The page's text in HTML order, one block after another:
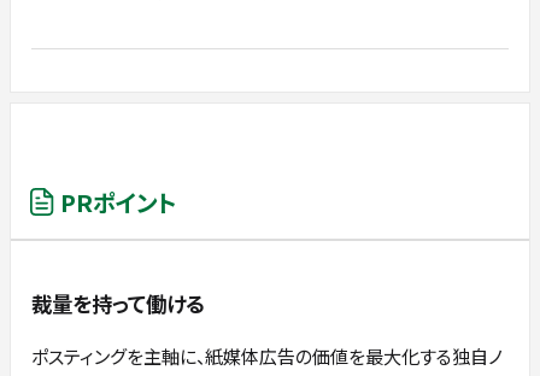
PRポイント
裁量を持って働ける
ポスティングを主軸に、紙媒体広告の価値を最大化する独自ノ